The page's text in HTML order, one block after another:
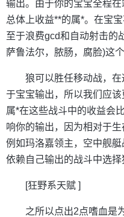
输出。由于你的宝宝全程
总体上收益**的属*。在宝
至于浪费gcd和自动射击的
萨鲁法尔，脓肠，腐脸)这
狼可以胜任移动战，
于宝宝输出，所以我们应
属*在这些战斗中的收益会
响你的输出，因为相对于
例如玛洛嘉领主，空中舰
依赖自己输出的战斗中选择
[狂野系天赋 ]
之所以点出2点嗜血是